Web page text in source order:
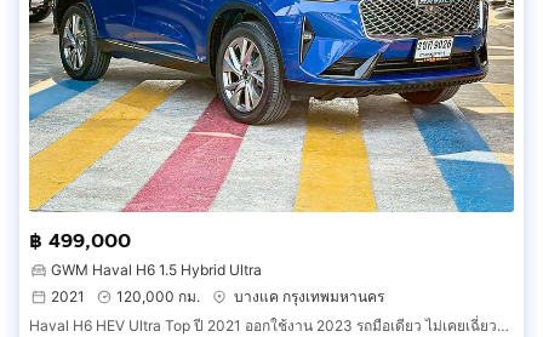
฿ 499,000
GWM Haval H6 1.5 Hybrid Ultra
2021
120,000 กม.
บางแค กรุงเทพมหานคร
Haval H6 HEV Ultra Top ปี 2021 ออกใช้งาน 2023 รถมือเดียว ไม่เคยเฉี่ยวชน สภาพสวยจัด วารันตีศูนย์ยาวถึงปี 2028